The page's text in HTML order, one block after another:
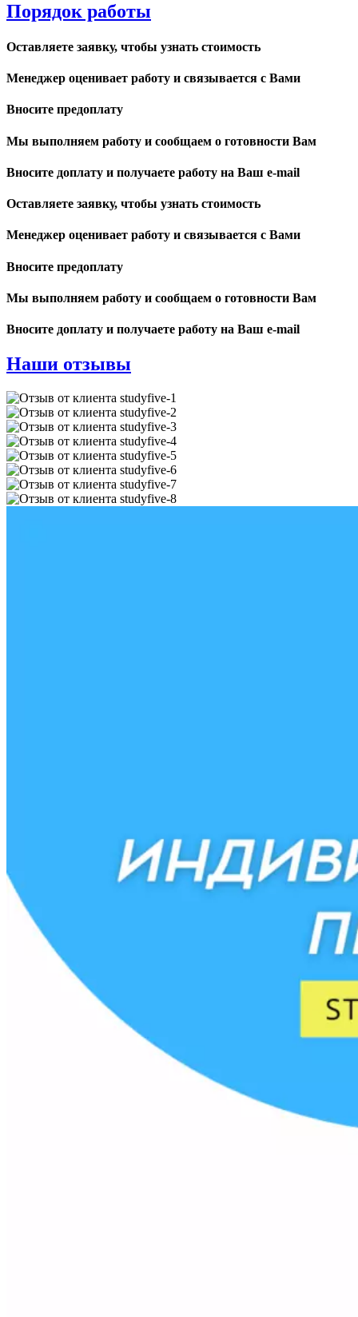
Порядок работы
Оставляете заявку, чтобы узнать стоимость
Менеджер оценивает работу и связывается с Вами
Вносите предоплату
Мы выполняем работу и сообщаем о готовности Вам
Вносите доплату и получаете работу на Ваш e-mail
Оставляете заявку, чтобы узнать стоимость
Менеджер оценивает работу и связывается с Вами
Вносите предоплату
Мы выполняем работу и сообщаем о готовности Вам
Вносите доплату и получаете работу на Ваш e-mail
Наши отзывы